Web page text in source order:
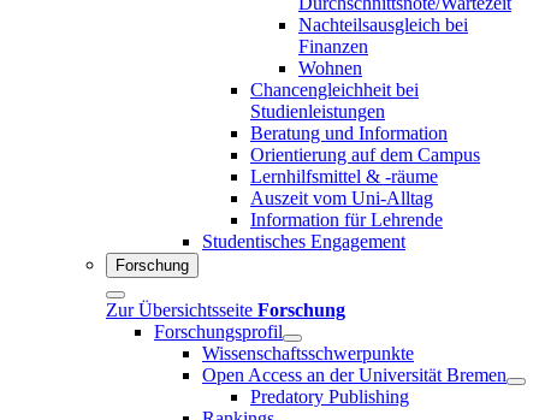
Nachteilsausgleich bei
Finanzen
Wohnen
Chancengleichheit bei
Studienleistungen
Beratung und Information
Orientierung auf dem Campus
Lernhilfsmittel & -räume
Auszeit vom Uni-Alltag
Information für Lehrende
Studentisches Engagement
Forschung
Zur Übersichtsseite Forschung
Forschungsprofil
Wissenschaftsschwerpunkte
Open Access an der Universität Bremen
Predatory Publishing